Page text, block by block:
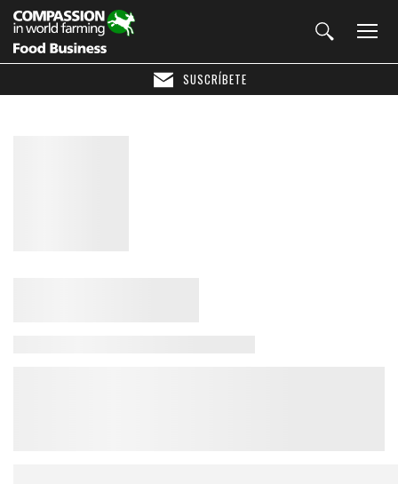
SUSCRÍBETE